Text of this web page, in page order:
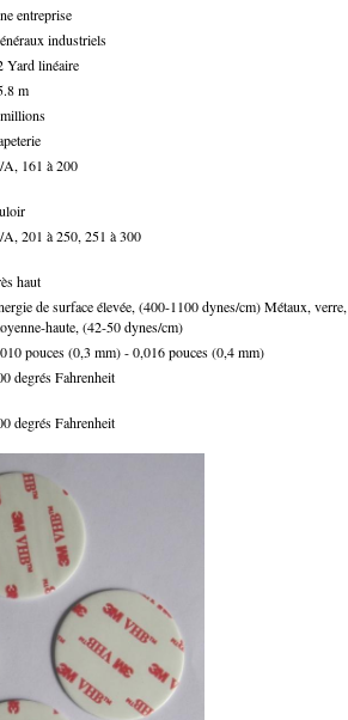
entreprise
industriels
Yard linéaire
m
161 à 200
201 à 250, 251 à 300
haut
de surface élevée, (400-1100 dynes/cm) Métaux,
haute, (42-50 dynes/cm)
pouces (0,3 mm) - 0,016 pouces (0,4 mm)
degrés Fahrenheit
degrés Fahrenheit